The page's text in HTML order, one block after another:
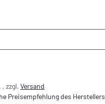
, zzgl. Versand
Preisempfehlung des Herstellers